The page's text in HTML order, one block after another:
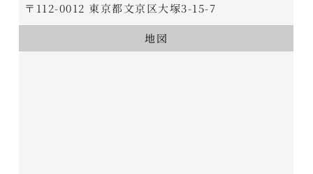
〒112-0012 東京都文京区大塚3-15-7
地図